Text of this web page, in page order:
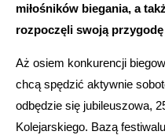
miłośników biegania, a
rozpoczęli swoją
Aż osiem konkurencji
chcą spędzić aktywnie
odbędzie się jubileuszowa,
Kolejarskiego. Bazą